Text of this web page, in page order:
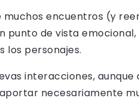
encuentros (y
punto de vista emocional,
personajes.
interacciones, aunque
necesariamente